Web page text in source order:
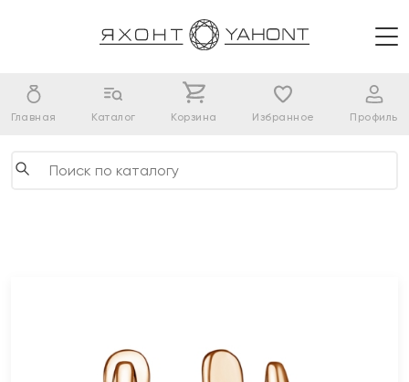
Главная Каталог Корзина Избранное Профиль